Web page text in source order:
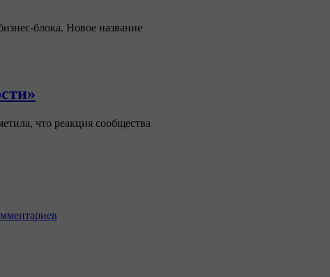
блока. Новое название
что реакция сообщества